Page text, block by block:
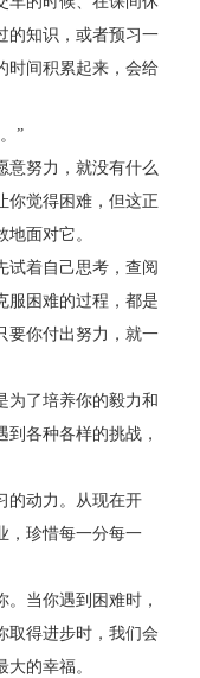
的知识，或者预习一
时间积累起来，会给
”
意努力，就没有什么
你觉得困难，但这正
面对它。
试着自己思考，查阅
服困难的过程，都是
要你付出努力，就一
为了培养你的毅力和
各种各样的挑战，
的动力。从现在开
，珍惜每一分每一
当你遇到困难时，
取得进步时，我们会
的幸福。